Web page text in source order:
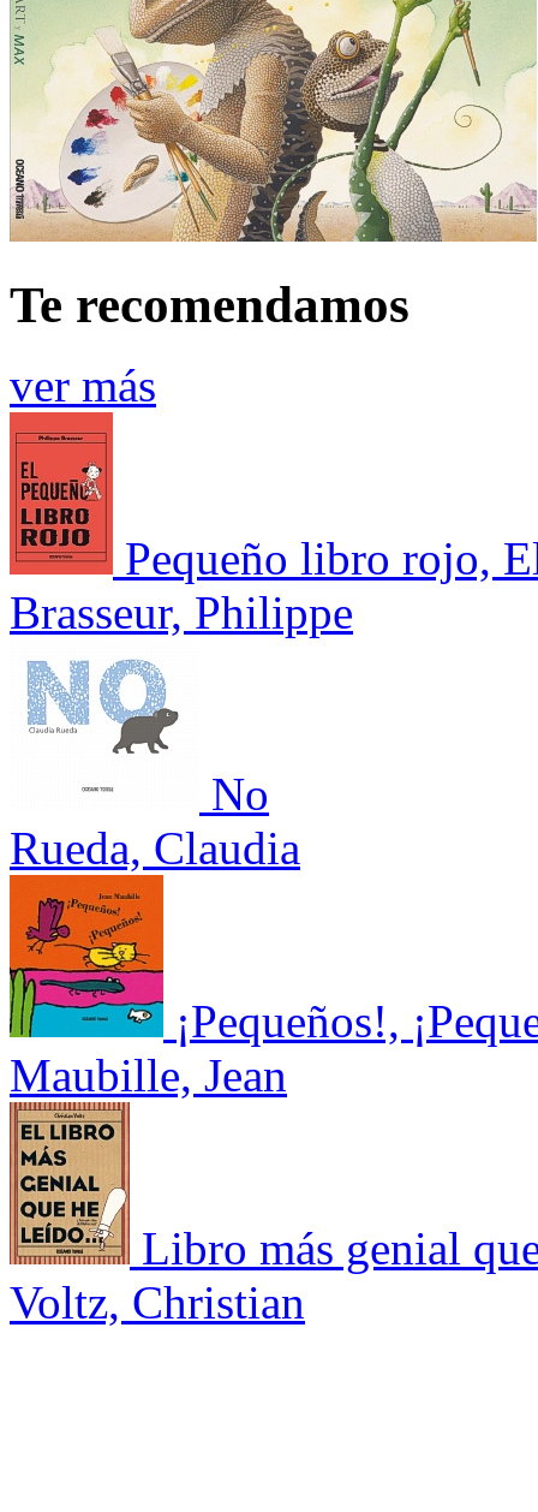
Te recomendamos
ver más
Pequeño libro rojo,
Brasseur, Philippe
No
Rueda, Claudia
¡Pequeños!,
Maubille, Jean
Libro más genial
Voltz, Christian